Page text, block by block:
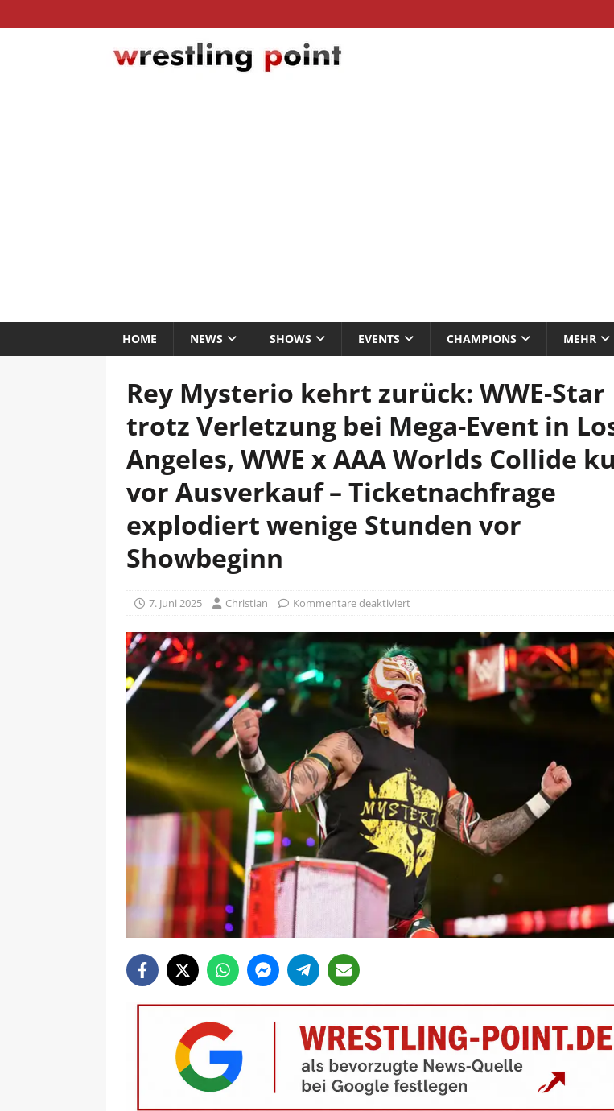
HOME NEWS SHOWS EVENTS CHAMPIONS MEHR
Rey Mysterio kehrt zurück: WWE-Star
trotz Verletzung bei Mega-Event in
Angeles, WWE x AAA Worlds Collide
vor Ausverkauf – Ticketnachfrage
explodiert wenige Stunden vor
Showbeginn
7. Juni 2025 Christian Kommentare deaktiviert